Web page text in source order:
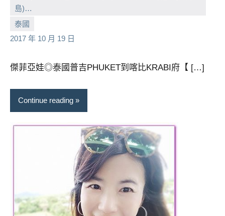
島)…
泰國
2017 年 10 月 19 日
小
芳
No
comments
傑菲亞娃◎泰國普吉PHUKET到喀比KRABI府【 […]
Continue reading